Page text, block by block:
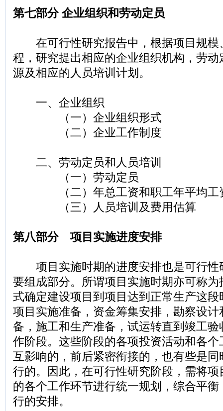
第七部分 企业组织和劳动定员
在可行性研究报告中，根据项目规模
程，研究提出相应的企业组织机构，劳
源及相应的人员培训计划。
一、企业组织
（一）企业组织形式
（二）企业工作制度
二、劳动定员和人员培训
（一）劳动定员
（二）年总工资和职工年平均工
（三）人员培训及费用估算
第八部分 项目实施进度安排
项目实施时期的进度安排也是可行性
要组成部分。所谓项目实施时期亦可称
式确定建设项目到项目达到正常生产这
项目实施准备，资金筹集安排，勘察设
备，施工和生产准备，试运转直到竣工
作阶段。这些阶段的各项投资活动和各
互影响的，前后紧密衔接的，也有些是
行的。因此，在可行性研究阶段，需将
的各个工作环节进行统一规划，综合平
行的安排。